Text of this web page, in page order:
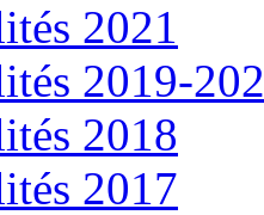
2021
2019-
2018
2017